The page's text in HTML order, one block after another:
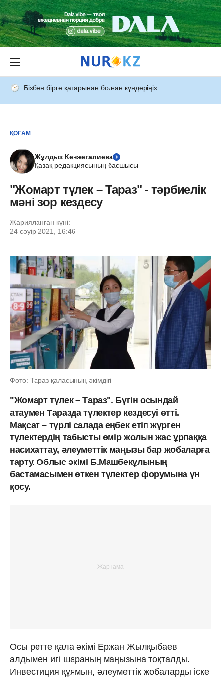
Бізбен бірге қатарынан болған күндеріңіз
ҚОҒАМ
Жұлдыз Кенжегалиева
Қазақ редакциясының басшысы
"Жомарт түлек – Тараз" - тәрбиелік
мәні зор кездесу
Жарияланған күні:
24 сәуір 2021, 16:46
Фото: Тараз қаласының әкімдігі
"Жомарт түлек – Тараз". Бүгін осындай
атаумен Таразда түлектер кездесуі өтті.
Мақсат – түрлі салада еңбек етіп жүрген
түлектердің табысты өмір жолын жас ұрпаққа
насихаттау, әлеуметтік маңызы бар жобаларға
тарту. Облыс әкімі Б.Машбекұлының
бастамасымен өткен түлектер форумына үн
қосу.
Осы ретте қала әкімі Ержан Жылқыбаев
алдымен игі шараның маңызына тоқталды.
Инвестиция құямын, әлеуметтік жобаларды іске